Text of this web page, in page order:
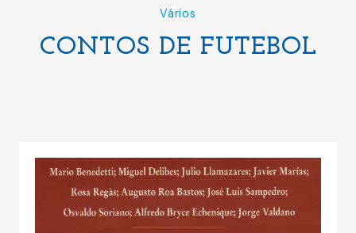
Vários
CONTOS DE FUTEBOL